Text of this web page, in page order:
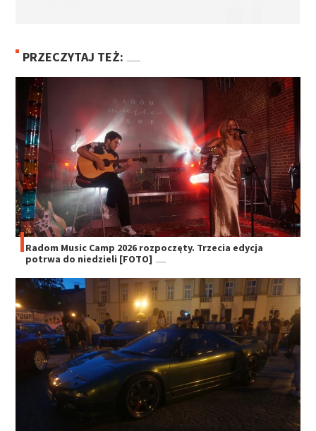
PRZECZYTAJ TEŻ:
Radom Music Camp 2026 rozpoczęty. Trzecia edycja
potrwa do niedzieli [FOTO]